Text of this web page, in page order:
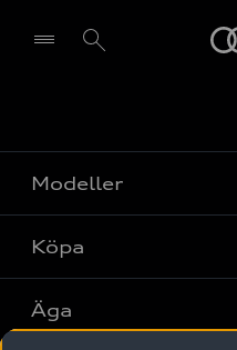
Modeller
Alla modeller
Elbilar
Köpa
Privaterbjudanden
Äga